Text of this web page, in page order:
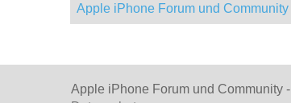
Apple iPhone Forum und Community
Apple iPhone Forum und Community -